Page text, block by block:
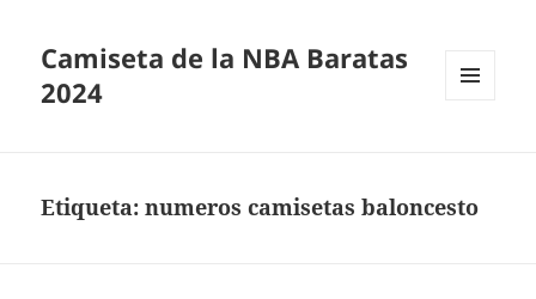
Camiseta de la NBA Baratas
2024
Etiqueta:numeros camisetas baloncesto